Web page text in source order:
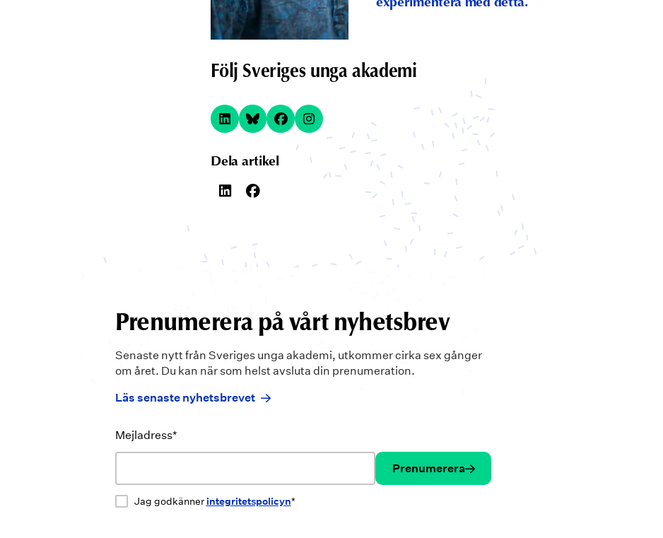
experimentera med detta.
Följ Sveriges unga akademi
Dela artikel
Prenumerera på vårt nyhetsbrev
Senaste nytt från Sveriges unga akademi, utkommer cirka sex gånger
om året. Du kan när som helst avsluta din prenumeration.
Läs senaste nyhetsbrevet
Mejladress*
Jag godkännerintegritetspolicyn*
Prenumerera